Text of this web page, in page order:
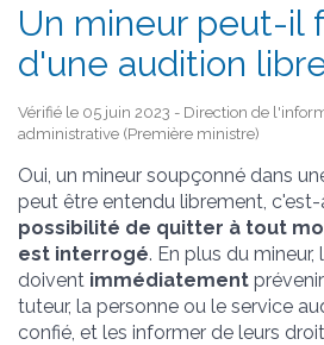
Un mineur peut-il
d'une audition
Vérifié le 05 juin 2023 - Direction de
administrative (Première ministre)
Oui, un mineur soupçonné dans
peut être entendu librement,
possibilité de quitter à tout
est interrogé. En plus du
doivent immédiatement
tuteur, la personne ou le service
confié, et les informer de leurs